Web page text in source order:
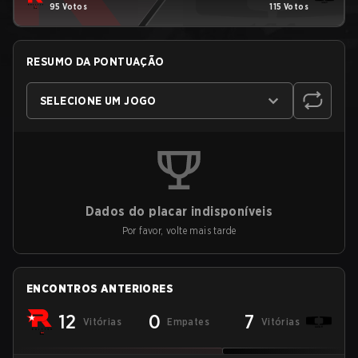
95 Votos 115 Votos
RESUMO DA PONTUAÇÃO
SELECIONE UM JOGO
Dados do placar indisponíveis
Por favor, volte mais tarde
ENCONTROS ANTERIORES
12 Vitórias 0 Empates 7 Vitórias